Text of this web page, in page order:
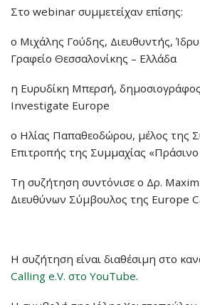
Στο webinar συμμετείχαν επίσης:
ο Μιχάλης Γούδης, Διευθυντής,
Γραφείο Θεσσαλονίκης – Ελλάδα
η Ευρυδίκη Μπερσή,
Investigate Europe
ο Ηλίας Παπαθεοδώρου, μέλος της
Επιτροπής της Συμμαχίας
Τη συζήτηση συντόνισε ο Δρ.
Διευθύνων Σύμβουλος της Europe
Η συζήτηση είναι διαθέσιμη στο
Calling e.V. στο YouTube.